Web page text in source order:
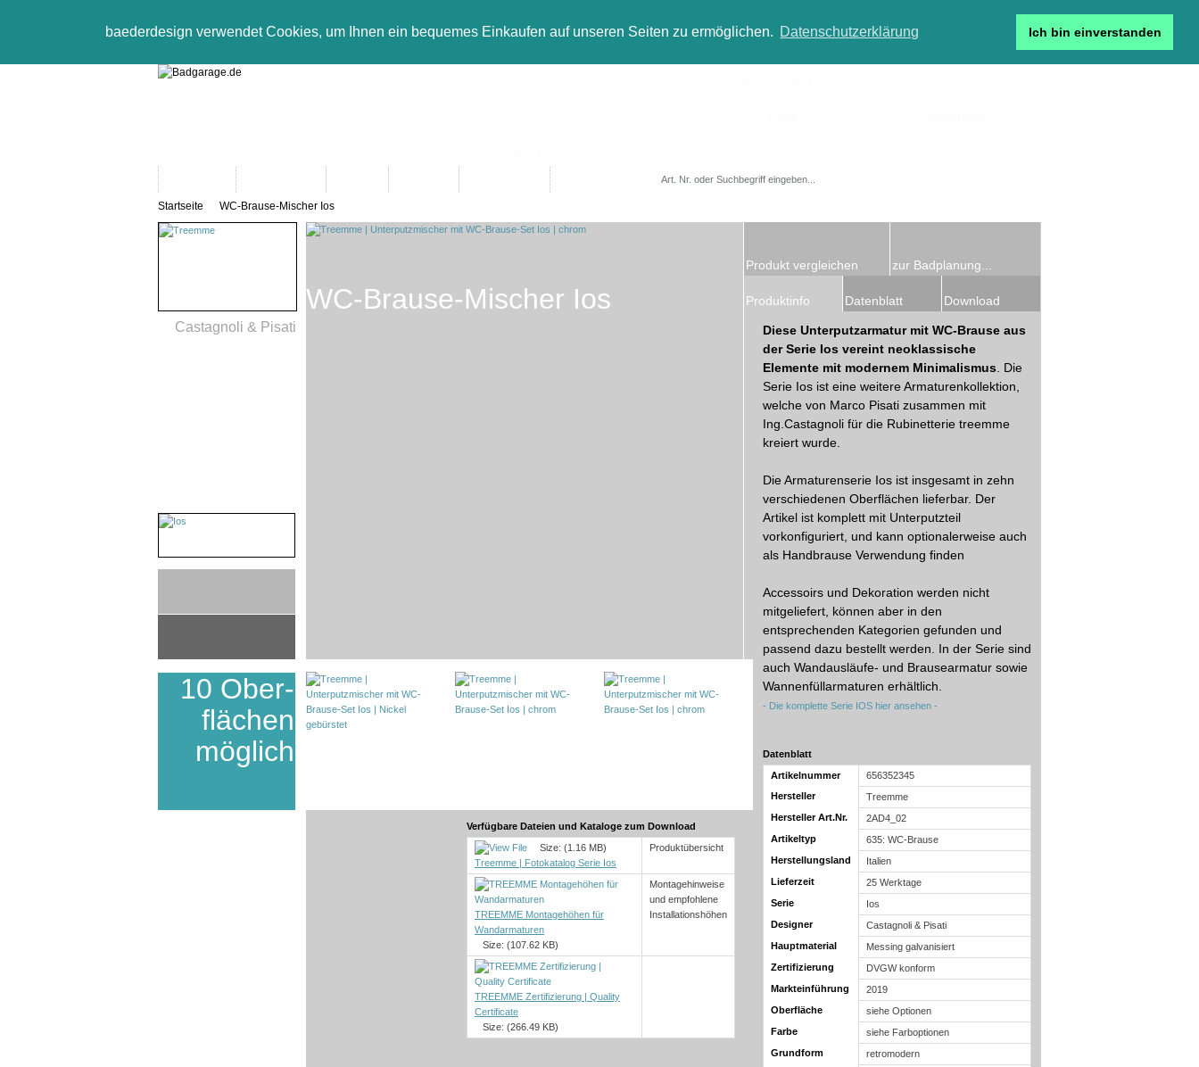
baederdesign verwendet Cookies, um Ihnen ein bequemes Einkaufen auf unseren Seiten zu ermöglichen. Datenschutzerklärung Ich bin einverstanden
Startseite WC-Brause-Mischer Ios
Castagnoli & Pisati
10 Ober-
flächen
möglich
WC-Brause-Mischer Ios
Produkt vergleichen zur Badplanung...
Produktinfo Datenblatt Download
Diese Unterputzarmatur mit WC-Brause aus
der Serie Ios vereint neoklassische
Elemente mit modernem Minimalismus . Die
Serie Ios ist eine weitere Armaturenkollektion,
welche von Marco Pisati zusammen mit
Ing.Castagnoli für die Rubinetterie treemme
kreiert wurde.
Die Armaturenserie Ios ist insgesamt in zehn
verschiedenen Oberflächen lieferbar. Der
Artikel ist komplett mit Unterputzteil
vorkonfiguriert, und kann optionalerweise auch
als Handbrause Verwendung finden
Accessoirs und Dekoration werden nicht
mitgeliefert, können aber in den
entsprechenden Kategorien gefunden und
passend dazu bestellt werden. In der Serie sind
auch Wandausläufe- und Brausearmatur sowie
Wannenfüllarmaturen erhältlich.
- Die komplette Serie IOS hier ansehen -
Datenblatt
Artikelnummer
656352345
Hersteller
Treemme
Hersteller Art.Nr.
2AD4_02
Artikeltyp
635: WC-Brause
Herstellungsland
Italien
Lieferzeit
25 Werktage
Serie
Ios
Designer
Castagnoli & Pisati
Hauptmaterial
Messing galvanisiert
Zertifizierung
DVGW konform
Markteinführung
2019
Oberfläche
siehe Optionen
Farbe
siehe Farboptionen
Grundform
retromodern
Verfügbare Dateien und Kataloge zum Download
Treemme | Fotokatalog Serie Ios
Size: (1.16 MB) Produktübersicht
TREEMME Montagehöhen für
Wandarmaturen
Size: (107.62 KB)
Montagehinweise
und empfohlene
Installationshöhen
TREEMME Zertifizierung | Quality
Certificate
Size: (266.49 KB)